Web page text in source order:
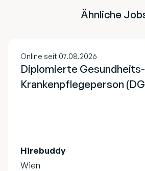
Ähnliche
Online seit 07.08.2026
Diplomierte
Krankenpflegeperson
Hirebuddy
Wien